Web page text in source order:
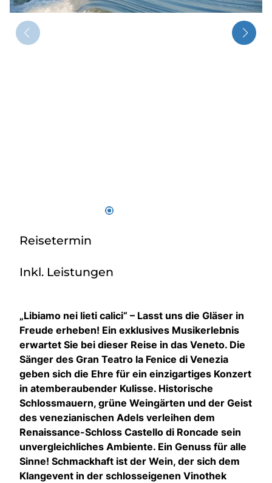
Heimatland ändern:
Reisetermin
Inkl. Leistungen
„Libiamo nei lieti calici“ – Lasst uns die Gläser in
Freude erheben! Ein exklusives Musikerlebnis
erwartet Sie bei dieser Reise in das Veneto. Die
Sänger des Gran Teatro la Fenice di Venezia
geben sich die Ehre für ein einzigartiges Konzert
in atemberaubender Kulisse. Historische
Schlossmauern, grüne Weingärten und der Geist
des venezianischen Adels verleihen dem
Renaissance-Schloss Castello di Roncade sein
unvergleichliches Ambiente. Ein Genuss für alle
Sinne! Schmackhaft ist der Wein, der sich dem
Klangevent in der schlosseigenen Vinothek